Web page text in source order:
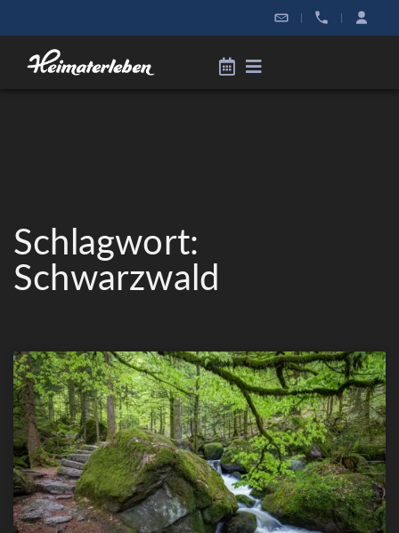
| |
Schlagwort:
Schwarzwald